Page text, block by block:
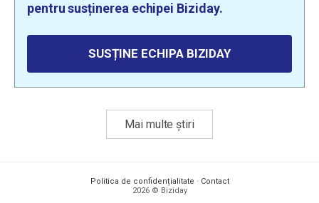
pentru susținerea echipei Biziday.
SUSȚINE ECHIPA BIZIDAY
Mai multe știri
Politica de confidențialitate · Contact
2026 © Biziday